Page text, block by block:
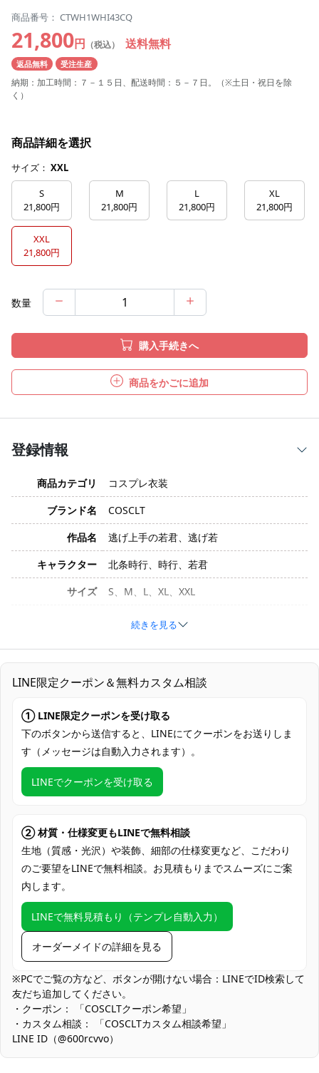
商品番号： CTWH1WHI43CQ
21,800円 （税込） 送料無料
返品無料 受注生産
納期：加工時間：７－１５日、配送時間：５－７日。（※土日・祝日を除
く）
商品詳細を選択
サイズ： XXL
S
21,800円
M
21,800円
L
21,800円
XL
21,800円
XXL
21,800円
数量
購入手続きへ
商品をかごに追加
登録情報
商品カテゴリ
コスプレ衣装
ブランド名
COSCLT
作品名
逃げ上手の若君、逃げ若
キャラクター
北条時行、時行、若君
サイズ
S、M、L、XL、XXL
コスプレ専用生地
発送予定
（※土日祝除く）、合計で12～22営業日程
クレジットカード（VISA、Master、JCB、
Discover、AMERICAN EXPRESS）、
PayPal、銀行振込
アニメ・ゲーム系同人イベント、コミケ・
SNS用ポートレート、舞台・イベント出演
コスプレ対象
コスプレ愛好家、アニメや漫画、ゲームフ
ァン、出演者
他の衣類と同じく、清潔に乾燥を保ち、鋭
い物によっての破れを避けてください。
商品状態
新品未使用
性があります。インナーは濃色を推奨し、初回は単独での手洗
い・陰干しを行ってください。
続きを見る
LINE限定クーポン＆無料カスタム相談
① LINE限定クーポンを受け取る
下のボタンから送信すると、LINEにてクーポンをお送りしま
す（メッセージは自動入力されます）。
LINEでクーポンを受け取る
② 材質・仕様変更もLINEで無料相談
生地（質感・光沢）や装飾、細部の仕様変更など、こだわり
のご要望をLINEで無料相談。お見積もりまでスムーズにご案
内します。
LINEで無料見積もり（テンプレ自動入力）
オーダーメイドの詳細を見る
※PCでご覧の方など、ボタンが開けない場合：LINEでID検索して
友だち追加してください。
・クーポン： 「COSCLTクーポン希望」
・カスタム相談： 「COSCLTカスタム相談希望」
LINE ID（@600rcvvo）